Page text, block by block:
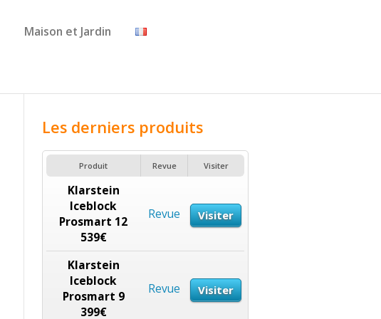
Maison et Jardin
Les derniers produits
Produit Revue Visiter
Klarstein
Iceblock
Prosmart 12
539€
Revue Visiter
Klarstein
Iceblock
Prosmart 9
399€
Revue Visiter